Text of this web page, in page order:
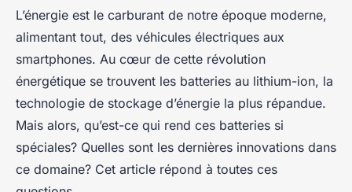
L’énergie est le carburant de notre époque moderne,
alimentant tout, des véhicules électriques aux
smartphones. Au cœur de cette révolution
énergétique se trouvent les batteries au lithium-ion, la
technologie de stockage d’énergie la plus répandue.
Mais alors, qu’est-ce qui rend ces batteries si
spéciales? Quelles sont les dernières innovations dans
ce domaine? Cet article répond à toutes ces